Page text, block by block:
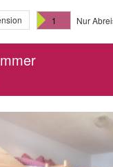
1 Nur